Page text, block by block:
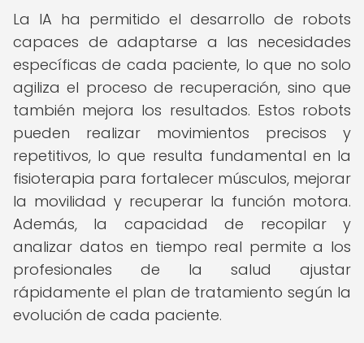
La IA ha permitido el desarrollo de robots
capaces de adaptarse a las necesidades
específicas de cada paciente, lo que no solo
agiliza el proceso de recuperación, sino que
también mejora los resultados. Estos robots
pueden realizar movimientos precisos y
repetitivos, lo que resulta fundamental en la
fisioterapia para fortalecer músculos, mejorar
la movilidad y recuperar la función motora.
Además, la capacidad de recopilar y
analizar datos en tiempo real permite a los
profesionales de la salud ajustar
rápidamente el plan de tratamiento según la
evolución de cada paciente.